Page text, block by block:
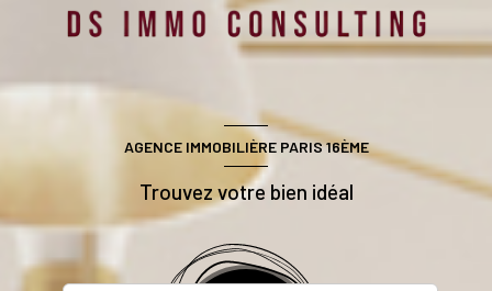
AGENCE IMMOBILIÈRE PARIS 16ÈME
Trouvez votre bien idéal